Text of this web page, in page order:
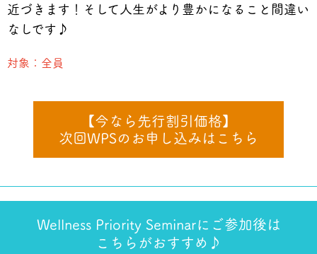
近づきます！
そして人生がより豊かになること間違い
なしです♪
対象：全員
【今なら先行割引価格】
次回WPSのお申し込みはこちら
Wellness Priority Seminarにご参加後は
こちらがおすすめ♪